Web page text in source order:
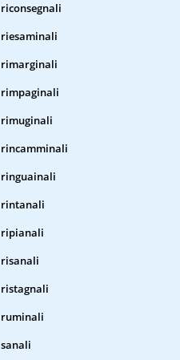
riconsegnali
riesaminali
rimarginali
rimpaginali
rimuginali
rincamminali
ringuainali
rintanali
ripianali
risanali
ristagnali
ruminali
sanali